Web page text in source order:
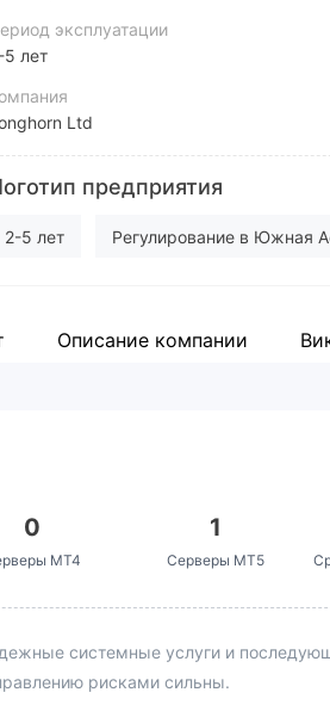
эксплуатации
5 лет
Ltd
компании
предприятия
2-5 лет Регулирование в Южная
Описание компании
0
MT4
1
Серверы MT5
системные услуги и
рисками сильны.